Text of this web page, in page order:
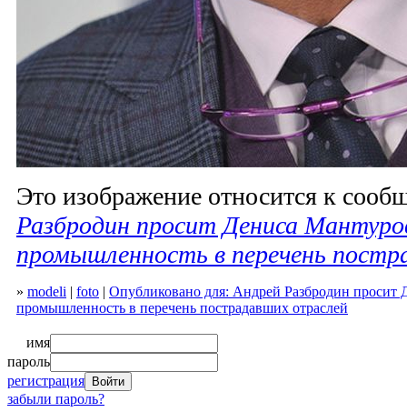
Это изображение относится к
Разбродин просит Дениса
промышленность в перечень
» modeli | foto | Опубликовано для: Андрей Разбродин просит
промышленность в перечень пострадавших отраслей
имя
пароль
регистрация
забыли пароль?